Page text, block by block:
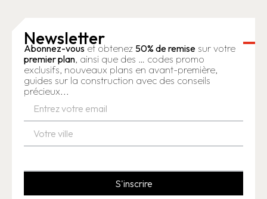
Newsletter
Abonnez-vous et obtenez 50% de remise sur votre
premier plan, ainsi que des … codes promo
exclusifs, nouveaux plans en avant-première,
guides sur la construction avec des conseils
précieux...
S'inscrire